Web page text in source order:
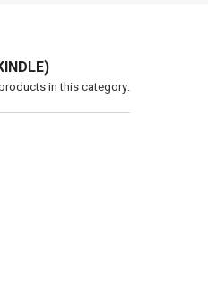
in this category.